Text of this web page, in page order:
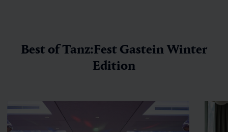
Best of Tanz:Fest Gastein Winter
Edition